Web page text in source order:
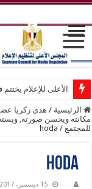
الأعلى للإعلام يختتم
الرئيسية / هدى زكريا
مكانته ويحسن صورته,
للمجتمع /
hoda
hoda
15 ديسمبر، 2017